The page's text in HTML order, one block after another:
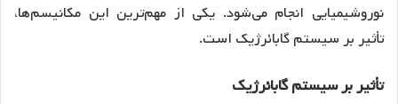
نوروشیمیایی انجام می‌شود. یکی از مهم‌ترین این مکانیسم‌ها،
تأثیر بر سیستم گابائرژیک است.
تأثیربرسیستمگابائرژیک